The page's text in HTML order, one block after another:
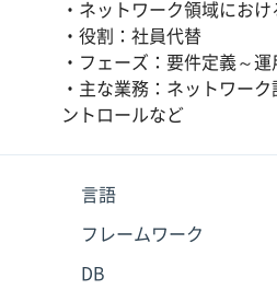
・ネットワーク領域にお
・役割：社員代替
・フェーズ：要件定義～運
・主な業務：ネットワー
ントロールなど
言語
フレームワーク
DB